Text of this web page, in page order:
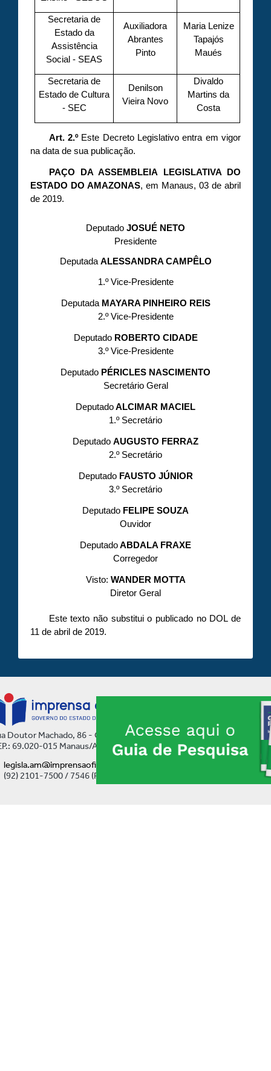
Secretaria de
Estado da
Assistência
Social - SEAS
Auxiliadora
Abrantes
Pinto
Maria Lenize
Tapajós
Maués
Secretaria de
Estado de Cultura
- SEC
Denilson
Vieira Novo
Divaldo
Martins da
Costa
Art. 2.ºEste Decreto Legislativo entra em vigor
na data de sua publicação.
PAÇO DA ASSEMBLEIA LEGISLATIVA DO
ESTADO DO AMAZONAS, em Manaus, 03 de abril
de 2019.
Deputado JOSUÉ NETO
Presidente
Deputada ALESSANDRA CAMPÊLO
1.º Vice-Presidente
DeputadaMAYARA PINHEIRO REIS
2.º Vice-Presidente
DeputadoROBERTO CIDADE
3.º Vice-Presidente
Deputado PÉRICLES NASCIMENTO
Secretário Geral
DeputadoALCIMAR MACIEL
1.º Secretário
Deputado AUGUSTO FERRAZ
2.º Secretário
DeputadoFAUSTO JÚNIOR
3.º Secretário
Deputado FELIPE SOUZA
Ouvidor
DeputadoABDALA FRAXE
Corregedor
Visto: WANDER MOTTA
Diretor Geral
Este texto não substitui o publicado no DOL de
11 de abril de 2019.
Doutor Machado, 86 - Centro
69.020-015 Manaus/AM
legisla.am@imprensaoficial.am.gov.br
(92) 2101-7500 / 7546 (Ramal)